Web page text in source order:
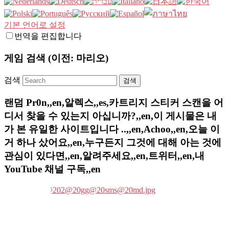
기본 언어로 설정
번역을 편집합니다
게임 검색 (이전: 마리오)
검색
랜덤 Pr0n,,en,알렉스,,es,카트리지 스티커 스캔을 어
디서 찾을 수 있는지 아십니까?,,en,이 게시물은 내
가 본 유일한 사이트입니다 ..,,en,Achoo,,en,오늘 이
거 하나 샀어요,,en,누구든지 그것에 대해 아는 것에
관심이 있다면,,en,알려주세요,,en,트위터,,en,내
YouTube 채널 구독,,en